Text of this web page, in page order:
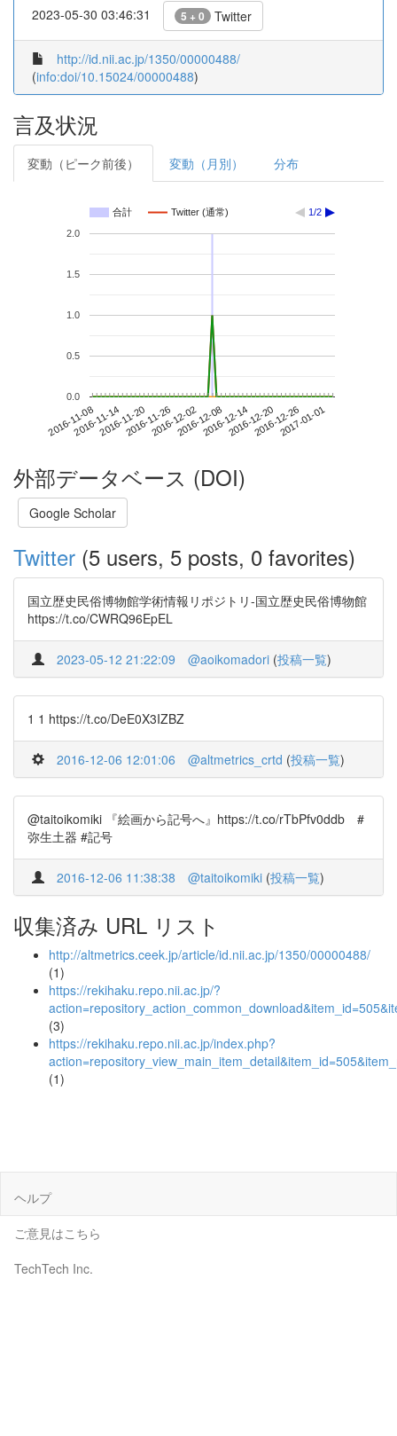
2023-05-30 03:46:31 5 + 0 Twitter
http://id.nii.ac.jp/1350/00000488/
(info:doi/10.15024/00000488)
言及状況
変動（ピーク前後） 変動（月別） 分布
合計 Twitter (通常) 1/2
2016-11-082016-11-142016-11-202016-11-262016-12-022016-12-082016-12-142016-12-202016-12-262017-01-01
0.0
0.5
1.0
1.5
2.0
外部データベース (DOI)
Google Scholar
Twitter (5 users, 5 posts, 0 favorites)
国立歴史民俗博物館学術情報リポジトリ-国立歴史民俗博物館
https://t.co/CWRQ96EpEL
2023-05-12 21:22:09 @aoikomadori (投稿一覧)
1 1 https://t.co/DeE0X3IZBZ
2016-12-06 12:01:06 @altmetrics_crtd (投稿一覧)
@taitoikomiki 『絵画から記号へ』https://t.co/rTbPfv0ddb #
弥生土器 #記号
2016-12-06 11:38:38 @taitoikomiki (投稿一覧)
収集済み URL リスト
http://altmetrics.ceek.jp/article/id.nii.ac.jp/1350/00000488/
(1)
https://rekihaku.repo.nii.ac.jp/?
(3)
https://rekihaku.repo.nii.ac.jp/index.php?
(1)
ヘルプ
ご意見はこちら
TechTech Inc.